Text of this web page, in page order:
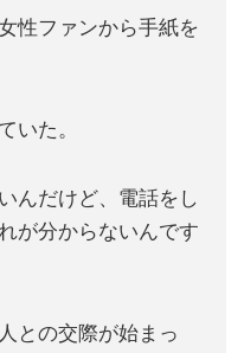
性ファンから手紙を
いた。
んだけど、電話をし
が分からないんです
との交際が始まっ